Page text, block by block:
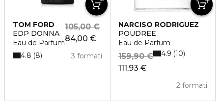
TOM FORD
EDP DONNA
Eau de Parfum84,00 €
105,00 €
3 formati
4.8 8
NARCISO RODRIGUEZ
POUDRÉE
Eau de Parfum
111,93 €
159,90 €
2 formati
4.9 10